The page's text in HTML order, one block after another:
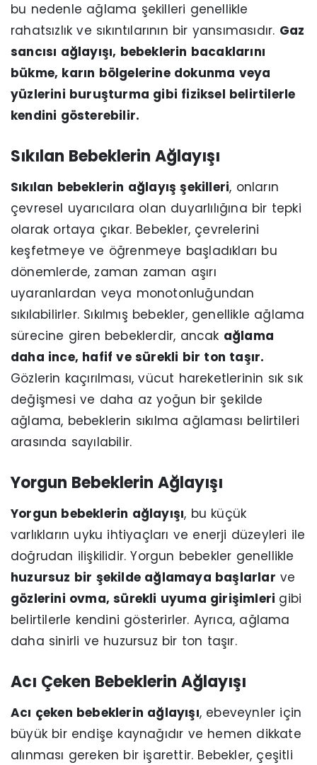
bu nedenle ağlama şekilleri genellikle
rahatsızlık ve sıkıntılarının bir yansımasıdır. Gaz
sancısı ağlayışı, bebeklerin bacaklarını
bükme, karın bölgelerine dokunma veya
yüzlerini buruşturma gibi fiziksel belirtilerle
kendini gösterebilir.
Sıkılan Bebeklerin Ağlayışı
Sıkılan bebeklerin ağlayış şekilleri, onların
çevresel uyarıcılara olan duyarlılığına bir tepki
olarak ortaya çıkar. Bebekler, çevrelerini
keşfetmeye ve öğrenmeye başladıkları bu
dönemlerde, zaman zaman aşırı
uyaranlardan veya monotonluğundan
sıkılabilirler. Sıkılmış bebekler, genellikle ağlama
sürecine giren bebeklerdir, ancak ağlama
daha ince, hafif ve sürekli bir ton taşır.
Gözlerin kaçırılması, vücut hareketlerinin sık sık
değişmesi ve daha az yoğun bir şekilde
ağlama, bebeklerin sıkılma ağlaması belirtileri
arasında sayılabilir.
Yorgun Bebeklerin Ağlayışı
Yorgun bebeklerin ağlayışı, bu küçük
varlıkların uyku ihtiyaçları ve enerji düzeyleri ile
doğrudan ilişkilidir. Yorgun bebekler genellikle
huzursuz bir şekilde ağlamaya başlarlar ve
gözlerini ovma, sürekli uyuma girişimleri gibi
belirtilerle kendini gösterirler. Ayrıca, ağlama
daha sinirli ve huzursuz bir ton taşır.
Acı Çeken Bebeklerin Ağlayışı
Acı çeken bebeklerin ağlayışı, ebeveynler için
büyük bir endişe kaynağıdır ve hemen dikkate
alınması gereken bir işarettir. Bebekler, çeşitli